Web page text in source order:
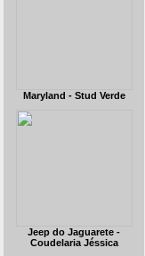
Maryland - Stud Verde
Jeep do Jaguarete -
Coudelaria Jéssica